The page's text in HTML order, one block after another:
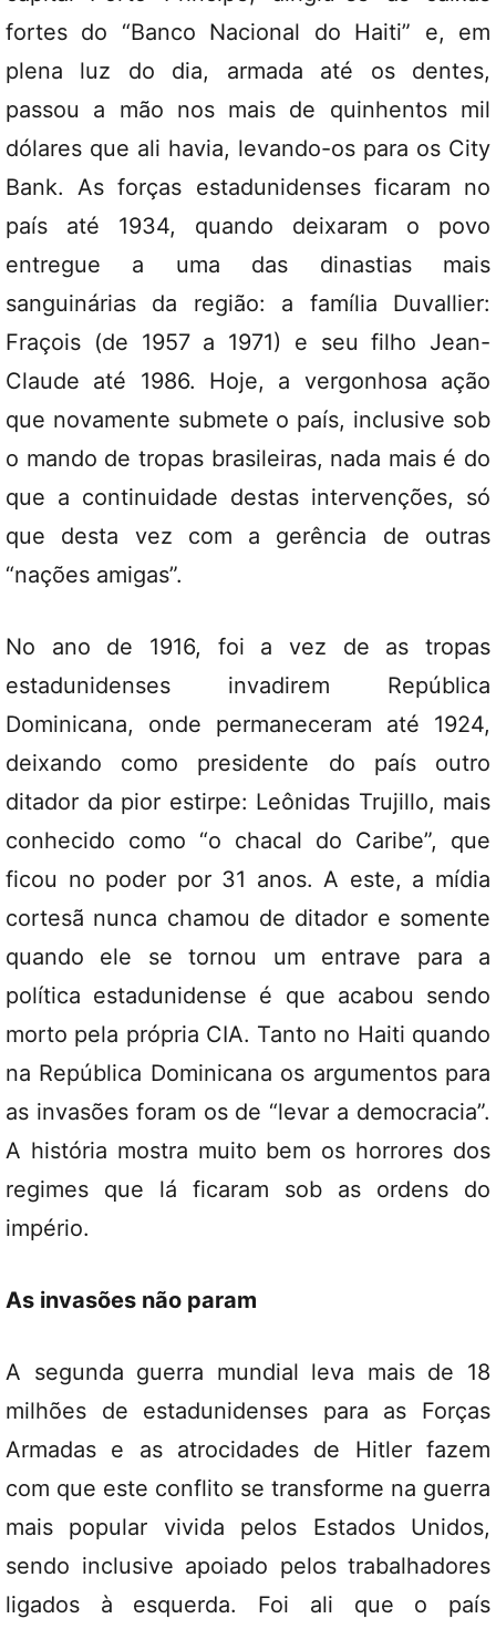
fortes do “Banco Nacional do Haiti” e, em
plena luz do dia, armada até os dentes,
passou a mão nos mais de quinhentos mil
dólares que ali havia, levando-os para os City
Bank. As forças estadunidenses ficaram no
país até 1934, quando deixaram o povo
entregue a uma das dinastias mais
sanguinárias da região: a família Duvallier:
Fraçois (de 1957 a 1971) e seu filho Jean-
Claude até 1986. Hoje, a vergonhosa ação
que novamente submete o país, inclusive sob
o mando de tropas brasileiras, nada mais é do
que a continuidade destas intervenções, só
que desta vez com a gerência de outras
“nações amigas”.
No ano de 1916, foi a vez de as tropas
estadunidenses invadirem República
Dominicana, onde permaneceram até 1924,
deixando como presidente do país outro
ditador da pior estirpe: Leônidas Trujillo, mais
conhecido como “o chacal do Caribe”, que
ficou no poder por 31 anos. A este, a mídia
cortesã nunca chamou de ditador e somente
quando ele se tornou um entrave para a
política estadunidense é que acabou sendo
morto pela própria CIA. Tanto no Haiti quando
na República Dominicana os argumentos para
as invasões foram os de “levar a democracia”.
A história mostra muito bem os horrores dos
regimes que lá ficaram sob as ordens do
império.
As invasões não param
A segunda guerra mundial leva mais de 18
milhões de estadunidenses para as Forças
Armadas e as atrocidades de Hitler fazem
com que este conflito se transforme na guerra
mais popular vivida pelos Estados Unidos,
sendo inclusive apoiado pelos trabalhadores
ligados à esquerda. Foi ali que o país